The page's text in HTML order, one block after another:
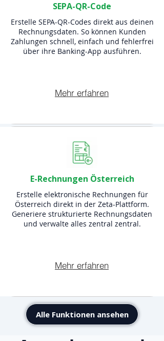
SEPA-QR-Code
Erstelle SEPA-QR-Codes direkt aus deinen
Rechnungsdaten. So können Kunden
Zahlungen schnell, einfach und fehlerfrei
über ihre Banking-App ausführen.
Mehr erfahren
E-Rechnungen Österreich
Erstelle elektronische Rechnungen für
Österreich direkt in der Zeta-Plattform.
Generiere strukturierte Rechnungsdaten
und verwalte alles zentral zentral.
Mehr erfahren
Alle Funktionen ansehen